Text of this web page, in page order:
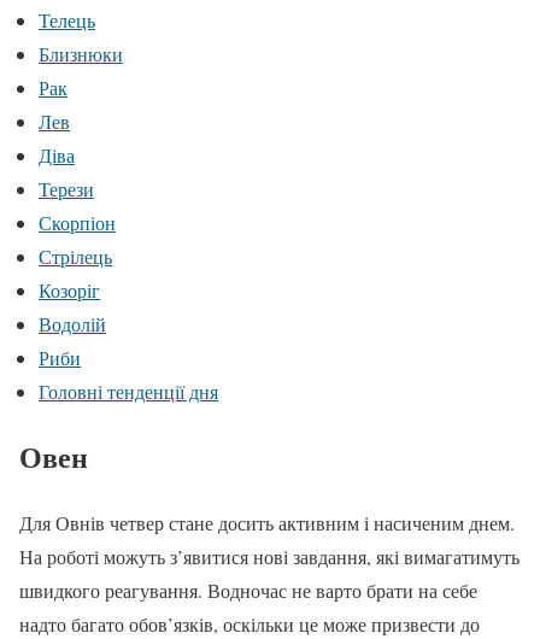
Телець
Близнюки
Рак
Лев
Діва
Терези
Скорпіон
Стрілець
Козоріг
Водолій
Риби
Головні тенденції дня
Овен
Для Овнів четвер стане досить активним і насиченим днем.
На роботі можуть з’явитися нові завдання, які вимагатимуть
швидкого реагування. Водночас не варто брати на себе
надто багато обов’язків, оскільки це може призвести до